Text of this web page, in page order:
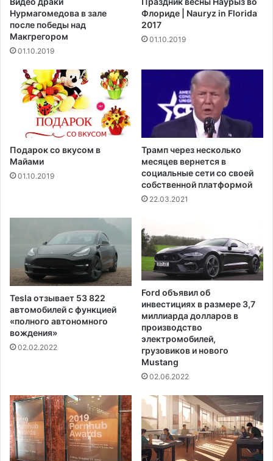
O
I
C
M
а
р
а
м
и
л
е
к
н
к
у
S
S
A
N
G
R
V
O
I
C
E
Нурмагомедова в зале
после победы над
Макгрегором‍
01.10.2019
Флориде | Nauryz in Florida
2017
01.10.2019
Подарок со вкусом в
Майами
01.10.2019
Трамп через несколько
месяцев вернется в
социальные сети со своей
собственной платформой
22.03.2021
Tesla отзывает 53 822
автомобилей с функцией
«полного автономного
вождения»
02.02.2022
Ford объявил об
инвестициях в размере 3,7
миллиарда долларов в
производство
электромобилей,
грузовиков и нового
Mustang
02.06.2022